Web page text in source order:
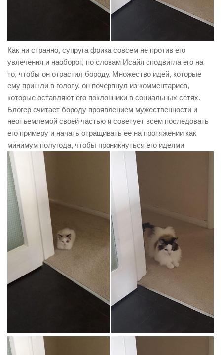
Как ни странно, супруга фрика совсем не против его
увлечения и наоборот, по словам Исайя сподвигла его на
то, чтобы он отрастил бороду. Множество идей, которые
ему пришли в голову, он почерпнул из комментариев,
которые оставляют его поклонники в социальных сетях.
Блогер считает бороду проявлением мужественности и
неотъемлемой своей частью и советует всем последовать
его примеру и начать отращивать ее на протяжении как
минимум полугода, чтобы проникнуться его идеями